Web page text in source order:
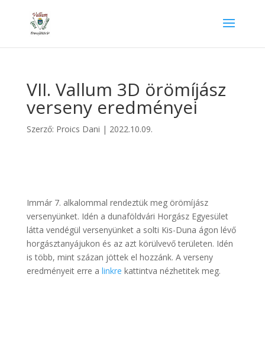
VII. Vallum 3D örömíjász
verseny eredményei
Szerző: Proics Dani | 2022.10.09.
Immár 7. alkalommal rendeztük meg örömíjász
versenyünket. Idén a dunaföldvári Horgász Egyesület
látta vendégül versenyünket a solti Kis-Duna ágon lévő
horgásztanyájukon és az azt körülvevő területen. Idén
is több, mint százan jöttek el hozzánk. A verseny
eredményeit erre a linkre kattintva nézhetitek meg.